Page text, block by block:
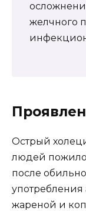
желчного
Острый
людей
после
употребления
жареной и